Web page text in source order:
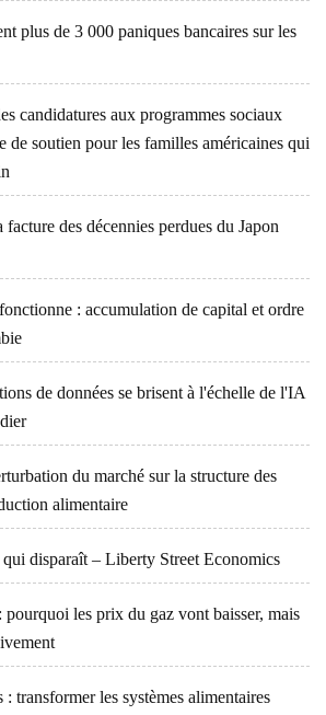
plus de 3 000 paniques bancaires sur les
candidatures aux programmes sociaux
de soutien pour les familles américaines qui
des décennies perdues du Japon
: accumulation de capital et ordre
de données se brisent à l'échelle de l'IA
du marché sur la structure des
alimentaire
disparaît – Liberty Street Economics
les prix du gaz vont baisser, mais
: transformer les systèmes alimentaires